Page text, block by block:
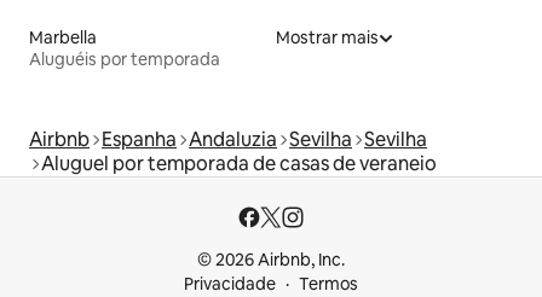
Marbella
Aluguéis por temporada
Mostrar mais
Airbnb Espanha Andaluzia Sevilha Sevilha
Aluguel por temporada de casas de veraneio
© 2026 Airbnb, Inc.
Privacidade
Termos